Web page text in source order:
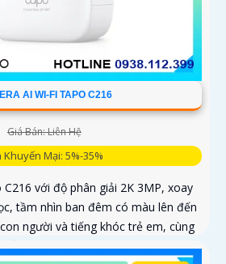
AI WI-FI TAPO C216
Giá Bán: Liên Hệ
Khuyến Mại: 5%-35%
C216 với độ phân giải 2K 3MP, xoay
tầm nhìn ban đêm có màu lên đến
người và tiếng khóc trẻ em, cùng
động tự động